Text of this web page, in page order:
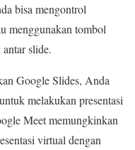
bisa mengontrol
menggunakan tombol
slide.
Google Slides, Anda
melakukan presentasi
Meet memungkinkan
virtual dengan